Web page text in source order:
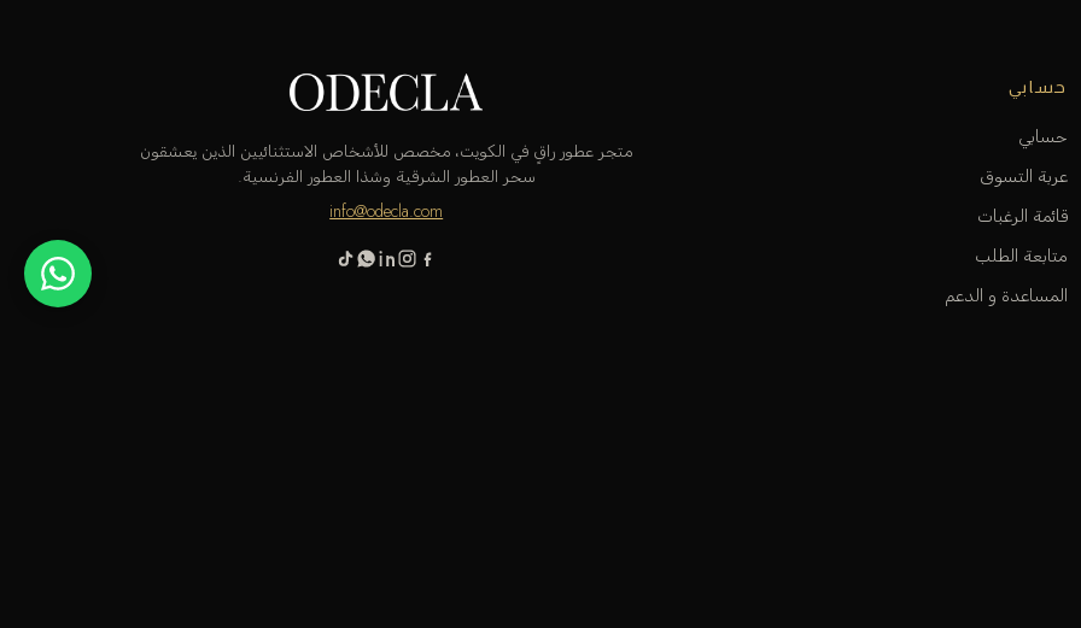
حسابي
حسابي
عربة التسوق
قائمة الرغبات
متابعة الطلب
المساعدة و الدعم
متجر عطور راقٍ في الكويت، مخصص للأشخاص الاستثنائيين الذين يعشقون
سحر العطور الشرقية وشذا العطور الفرنسية.
info@odecla.com